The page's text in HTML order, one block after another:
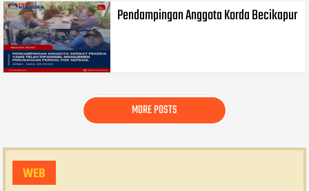
Pendampingan Anggota Korda Becikapur
MORE POSTS
WEB